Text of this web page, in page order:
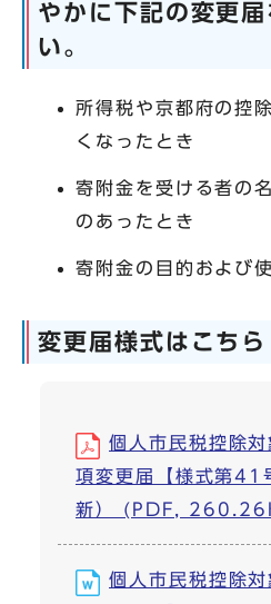
やかに下記の変更
い。
所得税や京都府の控
くなったとき
寄附金を受ける者の
のあったとき
寄附金の目的および
変更届様式はこちら
個人市民税控除
項変更届【様式第
新） (PDF,
個人市民税控除